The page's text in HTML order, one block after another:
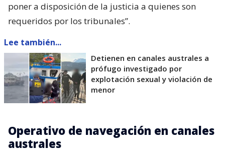
poner a disposición de la justicia a quienes son
requeridos por los tribunales”.
Lee también...
Detienen en canales australes a
prófugo investigado por
explotación sexual y violación de
menor
Operativo de navegación en canales
australes